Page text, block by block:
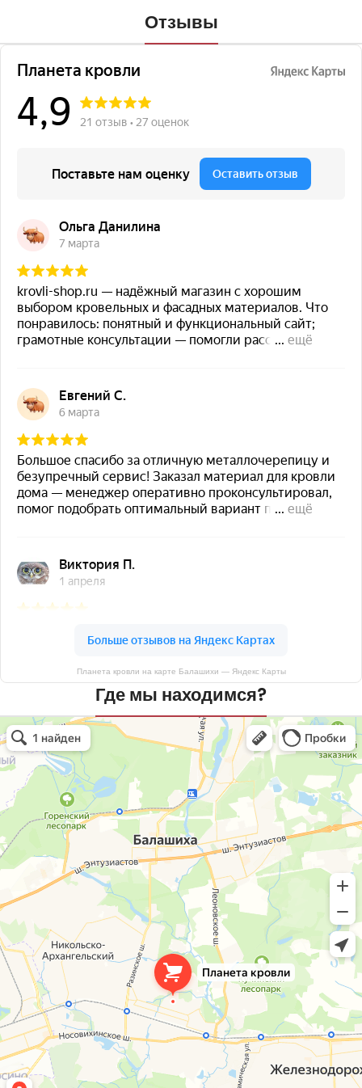
Отзывы
Планета кровли на карте Балашихи — Яндекс Карты
Где мы находимся?
Планета кровли
Кровля и кровельные материалы в Балашихе
Окна в Балашихе